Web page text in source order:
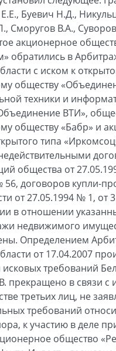
Буевич Н.Д.,
Сморугов В.А.,
акционерное
обратились в
с иском к
обществу
техники и
ВТИ»,
обществу «Бабр» и
типа
общества от
56, договоров купли-
от 27.05.1994 № 1, от
в отношении
недвижимого
Определением
от 17.04.2007
исковых требований
прекращено в связи с
третьих лиц, не
требований
к участию в деле
общество